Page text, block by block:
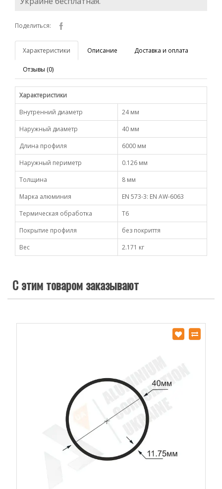
Поделиться:
Характеристики Описание Доставка и оплата
Отзывы (0)
Характеристики
Внутренний диаметр
24 мм
Наружный диаметр
40 мм
Длина профиля
6000 мм
Наружный периметр
0.126 мм
Толщина
8 мм
Марка алюминия
EN 573-3: EN AW-6063
Термическая обработка
Т6
Покрытие профиля
без покриття
Вес
2.171 кг
С этим товаром заказывают